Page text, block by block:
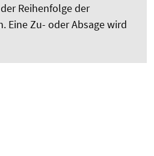
Reihenfolge der
Eine Zu- oder Absage wird